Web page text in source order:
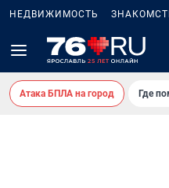
НЕДВИЖИМОСТЬ
Атака БПЛА на город Где